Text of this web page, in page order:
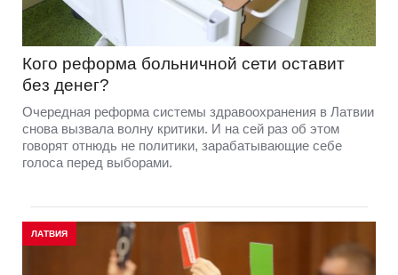
Кого реформа больничной сети оставит
без денег?
Очередная реформа системы здравоохранения в Латвии
снова вызвала волну критики. И на сей раз об этом
говорят отнюдь не политики, зарабатывающие себе
голоса перед выборами.
ЛАТВИЯ